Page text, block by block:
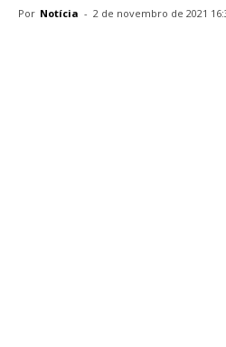
Por Notícia - 2 de novembro de 2021